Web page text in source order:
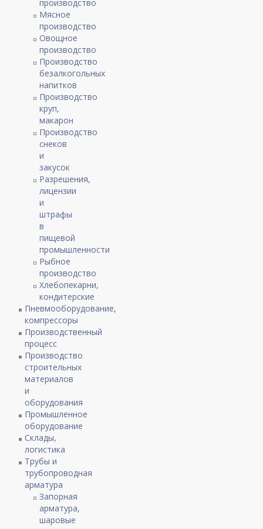
производство
Мясное
производство
Овощное
производство
Производство
безалкогольных
напитков
Производство
круп,
макарон
Производство
снеков
и
закусок
Разрешения,
лицензии
и
штрафы
в
пищевой
промышленности
Рыбное
производство
Хлебопекарни,
кондитерские
Пневмооборудование,
компрессоры
Производственный
процесс
Производство
строительных
материалов
и
оборудования
Промышленное
оборудование
Склады,
логистика
Трубы и
трубопроводная
арматура
Запорная
арматура,
шаровые